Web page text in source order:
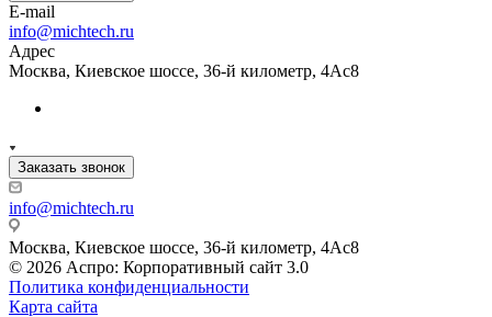
E-mail
info@michtech.ru
Адрес
Москва, Киевское шоссе, 36-й километр, 4Ас8
Заказать звонок
info@michtech.ru
Москва, Киевское шоссе, 36-й километр, 4Ас8
© 2026 Аспро: Корпоративный сайт 3.0
Политика конфиденциальности
Карта сайта